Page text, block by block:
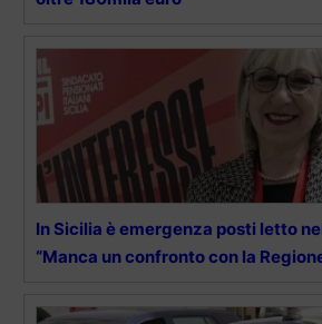
In Sicilia è emergenza posti letto
“Manca un confronto con la